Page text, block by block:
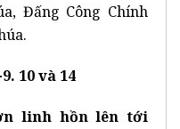
Đấng Công Chính
10 và 14
linh hồn lên tới